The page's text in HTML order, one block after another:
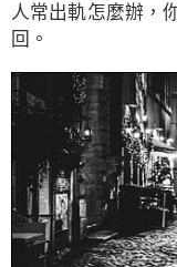
人常出軌怎麼辦，
回。